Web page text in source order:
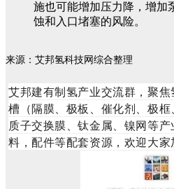
施也可能增加压力降，增加
蚀和入口堵塞的风险。
来源：艾邦氢科技网综合整理
艾邦建有制氢产业交流群，聚
槽（隔膜、极板、催化剂、极框
质子交换膜、钛金属、镍网等
料，配件等配套资源，欢迎大家